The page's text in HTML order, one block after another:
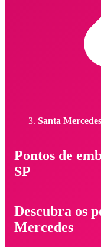
Santa
Pontos de
SP
Descubra os
Mercedes